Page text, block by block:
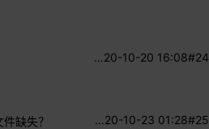
#24
20-10-20 16:08
…
#25
20-10-23 01:28
…
缺失？